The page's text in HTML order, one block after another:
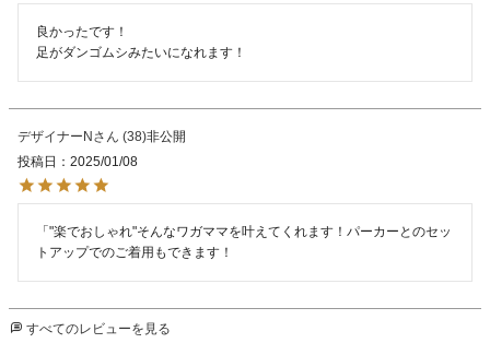
良かったです！
足がダンゴムシみたいになれます！
デザイナーN 38 非公開
投稿日
2025/01/08
「"楽でおしゃれ"そんなワガママを叶えてくれます！パーカーとのセッ
トアップでのご着用もできます！
すべてのレビューを見る